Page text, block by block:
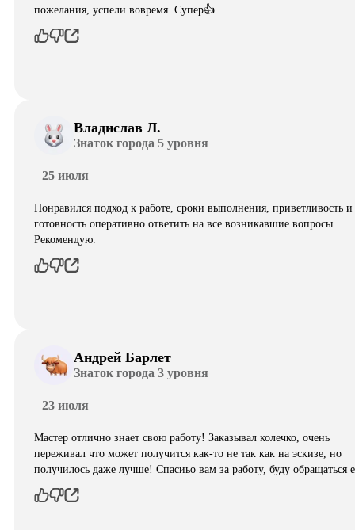
пожелания, успели вовремя. Супер👍
Владислав Л.
Знаток города 5 уровня
25 июля
Понравился подход к работе, сроки выполнения, приветливость и
готовность оперативно ответить на все возникавшие вопросы.
Рекомендую.
Андрей Барлет
Знаток города 3 уровня
23 июля
Мастер отлично знает свою работу! Заказывал колечко, очень
переживал что может получится как-то не так как на эскизе, но
получилось даже лучше! Спасиьо вам за работу, буду обращаться